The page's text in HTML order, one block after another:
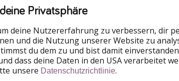
Privatsphäre
deine Nutzererfahrung zu verbessern, dir
und die Nutzung unserer Website zu
du dem zu und bist damit
dass deine Daten in den USA verarbeitet
unsere Datenschutzrichtlinie.